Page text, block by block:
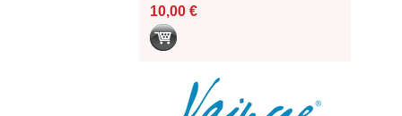
10,00 €